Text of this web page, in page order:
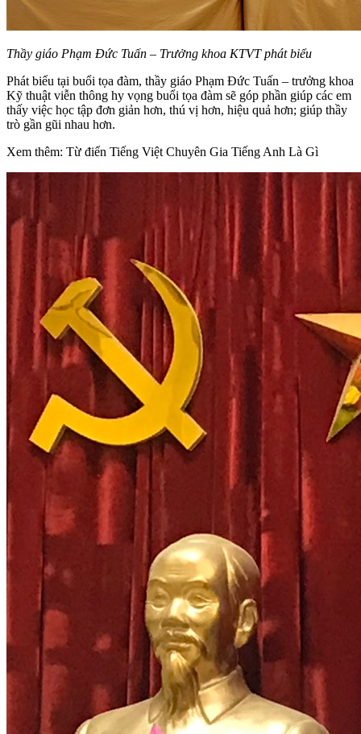
Thầy giáo Phạm Đức Tuấn – Trưởng khoa KTVT phát biểu
Phát biểu tại buổi tọa đàm, thầy giáo Phạm Đức Tuấn – trưởng khoa
Kỹ thuật viễn thông hy vọng buổi tọa đàm sẽ góp phần giúp các em
thấy việc học tập đơn giản hơn, thú vị hơn, hiệu quả hơn; giúp thầy
trò gần gũi nhau hơn.
Xem thêm: Từ điển Tiếng Việt Chuyên Gia Tiếng Anh Là Gì